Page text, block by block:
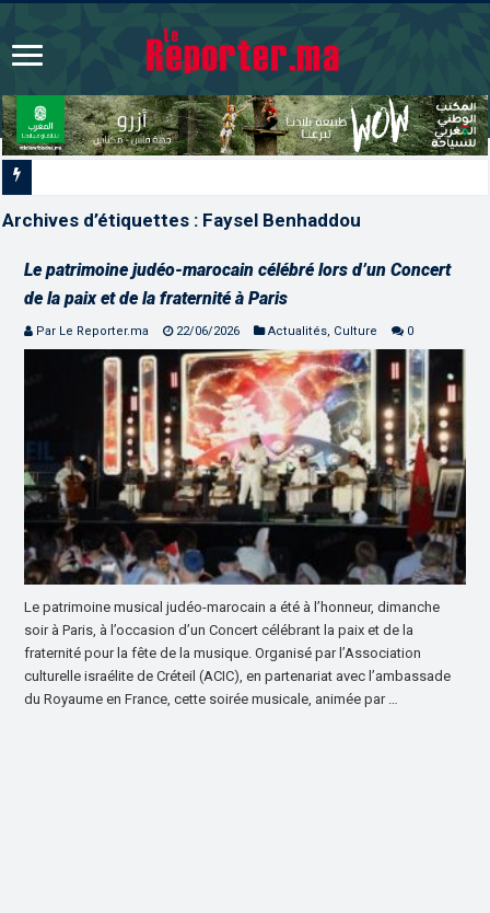
Archives d’étiquettes : Faysel Benhaddou
Le patrimoine judéo-marocain célébré lors d’un Concert
de la paix et de la fraternité à Paris
Par Le Reporter.ma 22/06/2026 Actualités, Culture 0
Le patrimoine musical judéo-marocain a été à l’honneur, dimanche
soir à Paris, à l’occasion d’un Concert célébrant la paix et de la
fraternité pour la fête de la musique. Organisé par l’Association
culturelle israélite de Créteil (ACIC), en partenariat avec l’ambassade
du Royaume en France, cette soirée musicale, animée par …